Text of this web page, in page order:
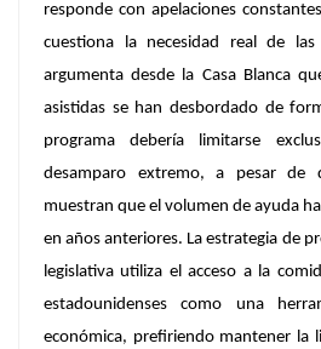
responde con apelaciones
cuestiona la necesidad real de
argumenta desde la Casa Blanca
asistidas se han desbordado de
programa debería limitarse
desamparo extremo, a pesar de
muestran que el volumen de ayuda
en años anteriores. La estrategia de
legislativa utiliza el acceso a la
estadounidenses como una
económica, prefiriendo mantener la